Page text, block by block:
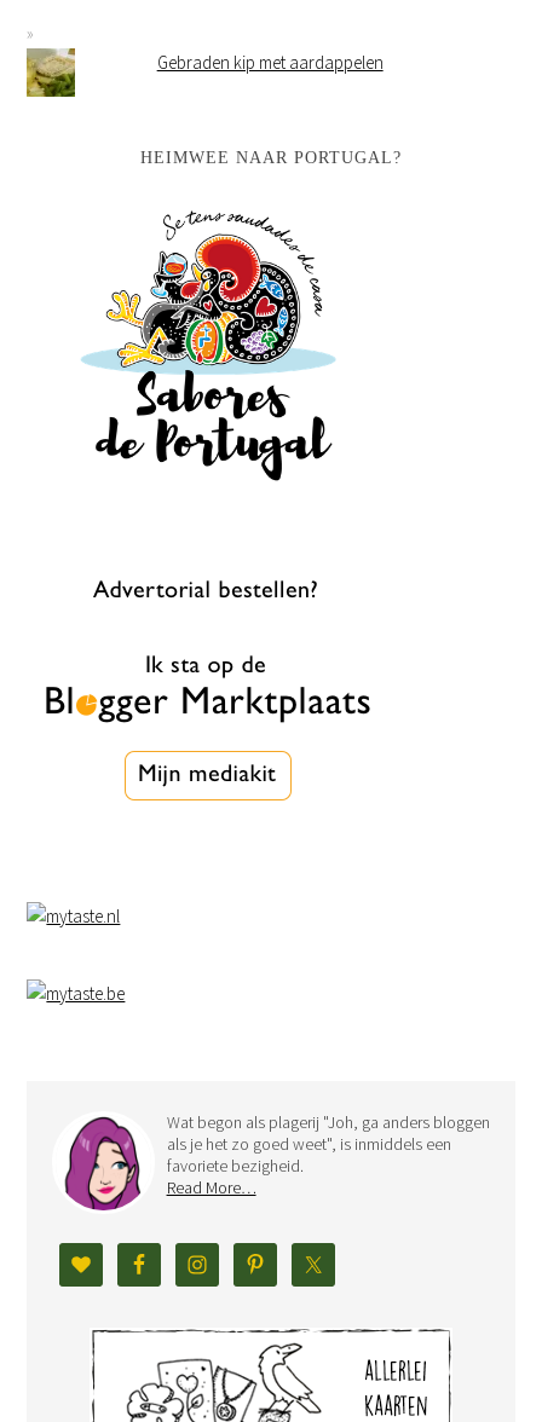
Gebraden kip met aardappelen
HEIMWEE NAAR PORTUGAL?
Wat begon als plagerij "Joh, ga anders bloggen
als je het zo goed weet", is inmiddels een
favoriete bezigheid.
Read More…